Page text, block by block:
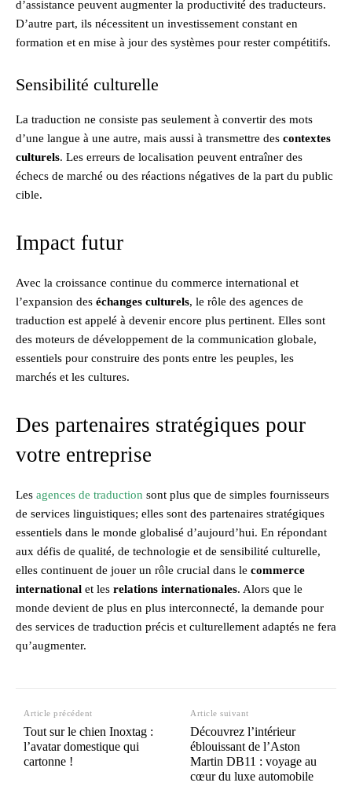
d’assistance peuvent augmenter la productivité des traducteurs.
D’autre part, ils nécessitent un investissement constant en
formation et en mise à jour des systèmes pour rester compétitifs.
Sensibilité culturelle
La traduction ne consiste pas seulement à convertir des mots
d’une langue à une autre, mais aussi à transmettre des contextes
culturels. Les erreurs de localisation peuvent entraîner des
échecs de marché ou des réactions négatives de la part du public
cible.
Impact futur
Avec la croissance continue du commerce international et
l’expansion des échanges culturels, le rôle des agences de
traduction est appelé à devenir encore plus pertinent. Elles sont
des moteurs de développement de la communication globale,
essentiels pour construire des ponts entre les peuples, les
marchés et les cultures.
Des partenaires stratégiques pour
votre entreprise
Les agences de traduction sont plus que de simples fournisseurs
de services linguistiques; elles sont des partenaires stratégiques
essentiels dans le monde globalisé d’aujourd’hui. En répondant
aux défis de qualité, de technologie et de sensibilité culturelle,
elles continuent de jouer un rôle crucial dans le commerce
international et les relations internationales. Alors que le
monde devient de plus en plus interconnecté, la demande pour
des services de traduction précis et culturellement adaptés ne fera
qu’augmenter.
Article précédent
Tout sur le chien Inoxtag :
l’avatar domestique qui
cartonne !
Article suivant
Découvrez l’intérieur
éblouissant de l’Aston
Martin DB11 : voyage au
cœur du luxe automobile